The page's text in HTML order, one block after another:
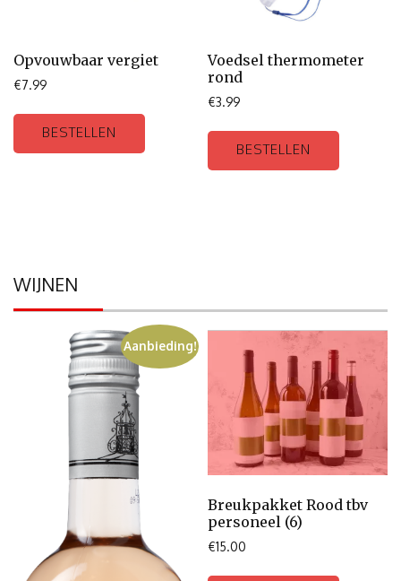
Opvouwbaar vergiet
€7.99
BESTELLEN
Voedsel thermometer
rond
€3.99
BESTELLEN
WIJNEN
Aanbieding!
Breukpakket Rood tbv
personeel (6)
€15.00